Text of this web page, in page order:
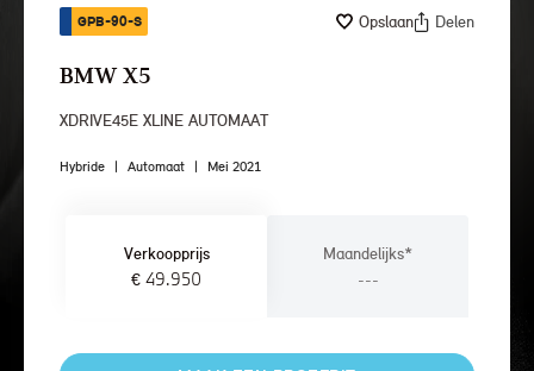
GPB-90-S Opslaan Delen
BMW X5
XDRIVE45E XLINE AUTOMAAT
Hybride | Automaat | Mei 2021
Verkoopprijs
€ 49.950
Maandelijks*
---